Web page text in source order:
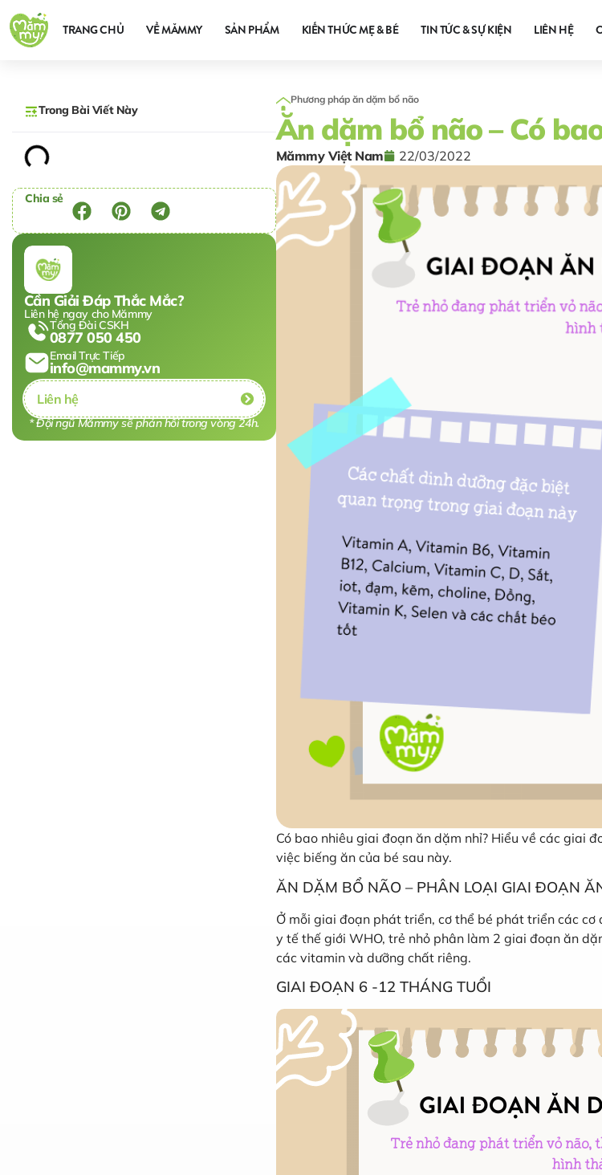
TRANG CHỦ VỀ MĂMMY SẢN PHẨM KIẾN THỨC MẸ & BÉ TIN TỨC & SỰ KIỆN LIÊN HỆ
Trong Bài Viết Này
Chia sẻ
Cần Giải Đáp Thắc Mắc?
Liên hệ ngay cho Mămmy
Tổng Đài CSKH
0877 050 450
Email Trực Tiếp
info@mammy.vn
Liên hệ
* Đội ngũ Mămmy sẽ phản hồi trong vòng 24h.
Phương pháp ăn dặm bổ não
Ăn dặm bổ não – Có
Mămmy Việt Nam 22/03/2022
Có bao nhiêu giai đoạn ăn dặm nhỉ? Hiểu về các giai
việc biếng ăn của bé sau này.
ĂN DẶM BỔ NÃO – PHÂN LOẠI GIAI ĐOẠN
Ở mỗi giai đoạn phát triển, cơ thể bé phát triển các
y tế thế giới WHO, trẻ nhỏ phân làm 2 giai đoạn ăn
các vitamin và dưỡng chất riêng.
GIAI ĐOẠN 6 -12 THÁNG TUỔI